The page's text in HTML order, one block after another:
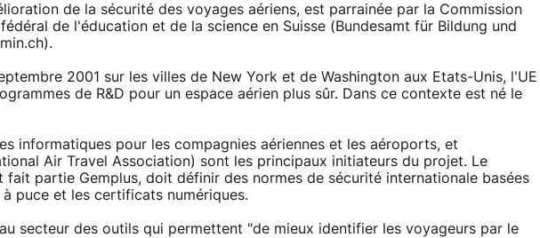
de la sécurité des voyages aériens, est parrainée par la Commission
de l'éducation et de la science en Suisse (Bundesamt für Bildung und
2001 sur les villes de New York et de Washington aux Etats-Unis, l'UE
de R&D pour un espace aérien plus sûr. Dans ce contexte est né le
informatiques pour les compagnies aériennes et les aéroports, et
Air Travel Association) sont les principaux initiateurs du projet. Le
fait partie Gemplus, doit définir des normes de sécurité internationale basées
puce et les certificats numériques.
secteur des outils qui permettent "de mieux identifier les voyageurs par le